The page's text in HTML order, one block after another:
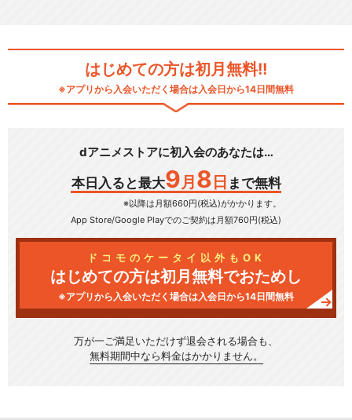
はじめての方は初月無料!!
※アプリから入会いただく場合は入会日から14日間無料
dアニメストアに初入会のあなたは…
本日入ると最大9 月 8 日 まで無料
※以降は月額660円(税込)がかかります。
App Store/Google Playでのご契約は月額760円(税込)
ドコモのケータイ以外もOK
はじめての方は初月無料でおためし
※アプリから入会いただく場合は入会日から14日間無料
万が一ご満足いただけず退会される場合も、
無料期間中なら料金はかかりません。